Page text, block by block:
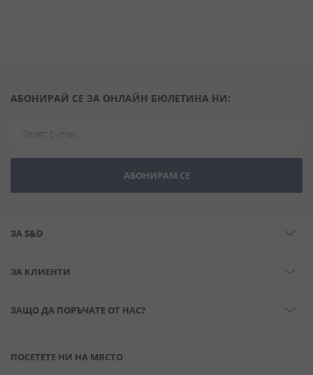
АБОНИРАЙ СЕ ЗА ОНЛАЙН БЮЛЕТИНА НИ:
АБОНИРАМ СЕ
ЗА S&D
ЗА КЛИЕНТИ
ЗАЩО ДА ПОРЪЧАТЕ ОТ НАС?
ПОСЕТЕТЕ НИ НА МЯСТО